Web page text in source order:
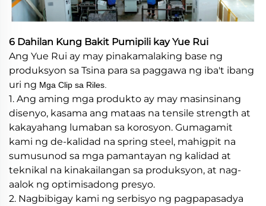
6 Dahilan Kung Bakit Pumipili kay Yue Rui
Ang Yue Rui ay may pinakamalaking base ng
produksyon sa Tsina para sa paggawa ng iba't ibang
uri ng Mga Clip sa Riles.
1. Ang aming mga produkto ay may masinsinang
disenyo, kasama ang mataas na tensile strength at
kakayahang lumaban sa korosyon. Gumagamit
kami ng de-kalidad na spring steel, mahigpit na
sumusunod sa mga pamantayan ng kalidad at
teknikal na kinakailangan sa produksyon, at nag-
aalok ng optimisadong presyo.
2. Nagbibigay kami ng serbisyo ng pagpapasadya